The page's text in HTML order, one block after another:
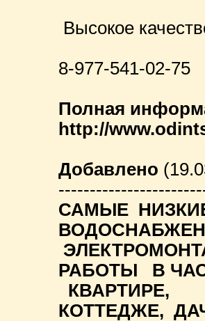
Высокое
8-977-541-02-75
Полная
http://
Добавлено
САМЫЕ
РАБОТЫ В
КВАРТИРЕ,
КОТТЕДЖЕ,